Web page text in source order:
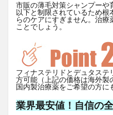
市販の薄毛対策シャンプーや
以下と制限されているため
らのケアにすぎません。治
ことでしょう。
フィナステリドとデュタス
方可能（上記の価格は海外製
国内製治療薬をご希望の方に
業界最安値！自信の